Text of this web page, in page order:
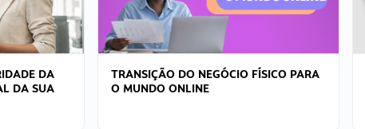
DA
DA SUA
TRANSIÇÃO DO NEGÓCIO FÍSICO PARA
O MUNDO ONLINE